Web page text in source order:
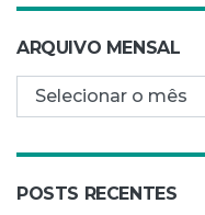
ARQUIVO MENSAL
Arquivo mensal
POSTS RECENTES